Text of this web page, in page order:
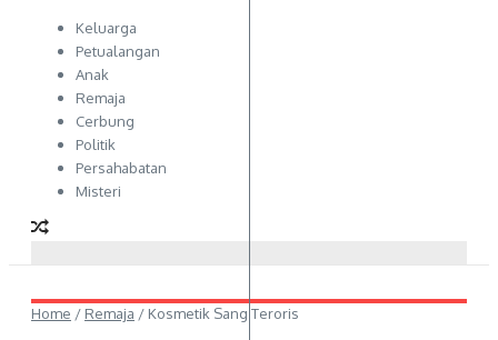
Keluarga
Petualangan
Anak
Remaja
Cerbung
Politik
Persahabatan
Misteri
Home / Remaja / Kosmetik Sang Teroris